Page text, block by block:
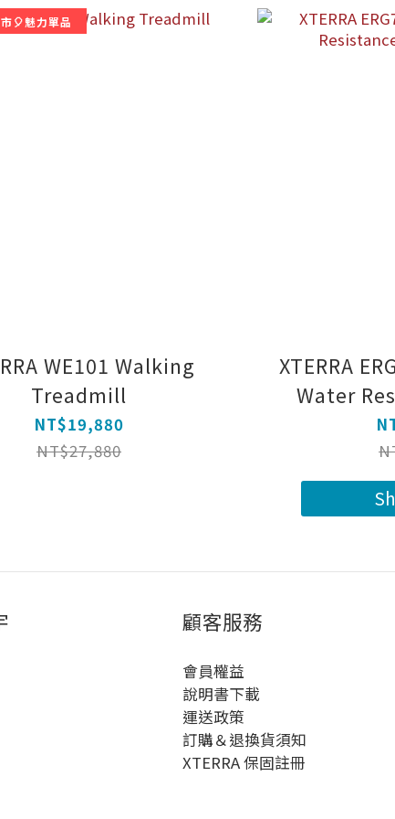
🎈魅力單品
WE101 Walking
Treadmill
NT$19,880
NT$27,880
XTERRA
Water
顧客服務
會員權益
說明書下載
運送政策
訂購＆退換貨須知
XTERRA 保固註冊